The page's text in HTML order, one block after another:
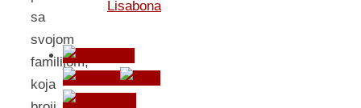
sa
svojom
familijom,
koja
Lisabona